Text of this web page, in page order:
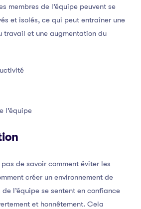
membres de l’équipe peuvent se
et isolés, ce qui peut entraîner une
travail et une augmentation du
l’équipe
pas de savoir comment éviter les
créer un environnement de
l’équipe se sentent en confiance
et honnêtement. Cela